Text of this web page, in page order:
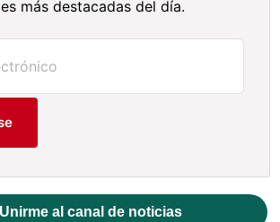
más destacadas del día.
Unirme al canal de noticias